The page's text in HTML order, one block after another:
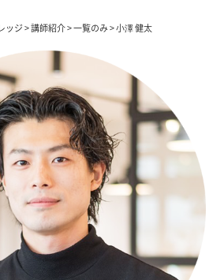
ッジ>講師紹介>一覧のみ>小澤 健太